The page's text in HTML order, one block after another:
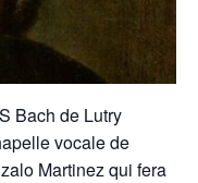
Bach de Lutry
vocale de
Martinez qui fera